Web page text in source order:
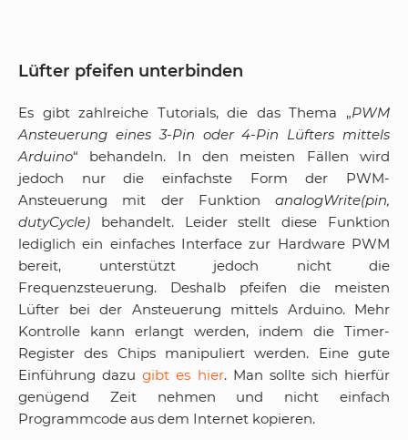
Lüfter pfeifen unterbinden
Es gibt zahlreiche Tutorials, die das Thema „PWM
Ansteuerung eines 3-Pin oder 4-Pin Lüfters mittels
Arduino“ behandeln. In den meisten Fällen wird
jedoch nur die einfachste Form der PWM-
Ansteuerung mit der Funktion analogWrite(pin,
dutyCycle) behandelt. Leider stellt diese Funktion
lediglich ein einfaches Interface zur Hardware PWM
bereit, unterstützt jedoch nicht die
Frequenzsteuerung. Deshalb pfeifen die meisten
Lüfter bei der Ansteuerung mittels Arduino. Mehr
Kontrolle kann erlangt werden, indem die Timer-
Register des Chips manipuliert werden. Eine gute
Einführung dazugibt es hier. Man sollte sich hierfür
genügend Zeit nehmen und nicht einfach
Programmcode aus dem Internet kopieren.